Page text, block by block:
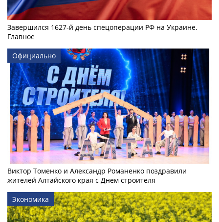
Завершился 1627-й день спецоперации РФ на Украине.
Главное
Официально
Виктор Томенко и Александр Романенко поздравили
жителей Алтайского края с Днем строителя
Экономика